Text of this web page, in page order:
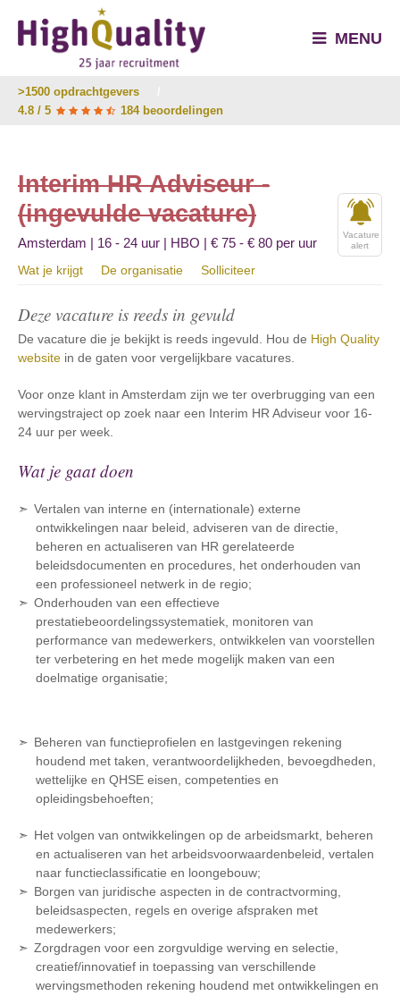
MENU
>1500 opdrachtgevers
4.8 / 5
184 beoordelingen
Interim HR Adviseur -
(ingevulde vacature)
Vacature
alert
Amsterdam | 16 - 24 uur | HBO | € 75 - € 80 per uur
Wat je krijgt De organisatie Solliciteer
Deze vacature is reeds in gevuld
De vacature die je bekijkt is reeds ingevuld. Hou de High Quality
website in de gaten voor vergelijkbare vacatures.
Voor onze klant in Amsterdam zijn we ter overbrugging van een
wervingstraject op zoek naar een Interim HR Adviseur voor 16-
24 uur per week.
Wat je gaat doen
Vertalen van interne en (internationale) externe
ontwikkelingen naar beleid, adviseren van de directie,
beheren en actualiseren van HR gerelateerde
beleidsdocumenten en procedures, het onderhouden van
een professioneel netwerk in de regio;
Onderhouden van een effectieve
prestatiebeoordelingssystematiek, monitoren van
performance van medewerkers, ontwikkelen van voorstellen
ter verbetering en het mede mogelijk maken van een
doelmatige organisatie;
Beheren van functieprofielen en lastgevingen rekening
houdend met taken, verantwoordelijkheden, bevoegdheden,
wettelijke en QHSE eisen, competenties en
opleidingsbehoeften;
Het volgen van ontwikkelingen op de arbeidsmarkt, beheren
en actualiseren van het arbeidsvoorwaardenbeleid, vertalen
naar functieclassificatie en loongebouw;
Borgen van juridische aspecten in de contractvorming,
beleidsaspecten, regels en overige afspraken met
medewerkers;
Zorgdragen voor een zorgvuldige werving en selectie,
creatief/innovatief in toepassing van verschillende
wervingsmethoden rekening houdend met ontwikkelingen en